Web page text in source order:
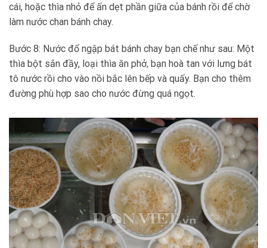
cái, hoặc thìa nhỏ để ấn dẹt phần giữa của bánh rồi để chờ
làm nước chan bánh chay.
Bước 8: Nước đổ ngập bát bánh chay bạn chế như sau: Một
thìa bột sắn đầy, loại thìa ăn phở, bạn hoà tan với lưng bát
tô nước rồi cho vào nồi bắc lên bếp và quấy. Bạn cho thêm
đường phù hợp sao cho nước đừng quá ngọt.